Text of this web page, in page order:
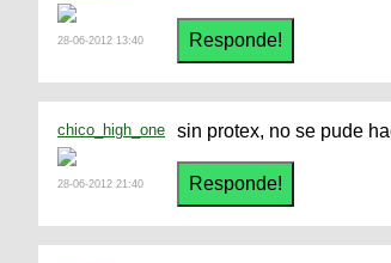
28-06-2012 13:40
chico_high_one
28-06-2012 21:40
sin protex, no se pude